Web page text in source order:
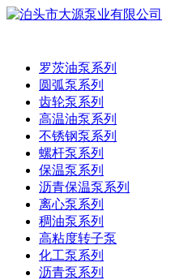
罗茨油泵系列
圆弧泵系列
齿轮泵系列
高温油泵系列
不锈钢泵系列
螺杆泵系列
保温泵系列
沥青保温泵系列
离心泵系列
稠油泵系列
高粘度转子泵
化工泵系列
沥青泵系列